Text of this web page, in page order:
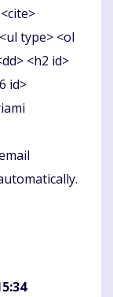
type> <ol
<h2 id>
id>